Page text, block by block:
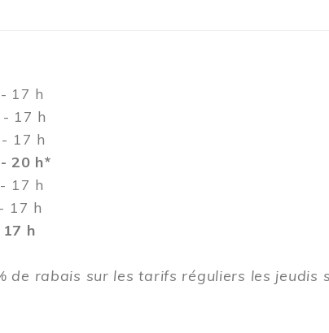
h
h
17 h
20 h*
h
h
h
de rabais sur les tarifs réguliers les jeudis